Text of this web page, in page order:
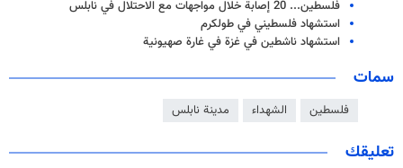
فلسطین... 20 إصابة خلال مواجهات مع الاحتلال في نابلس
استشهاد فلسطيني في طولكرم
استشهاد ناشطين في غزة في غارة صهيونية
سمات
فلسطين الشهداء مدينة نابلس
تعليقك